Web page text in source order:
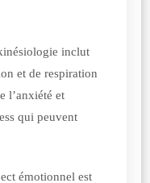
inclut
et de respiration
l’anxiété et
qui peuvent
émotionnel est